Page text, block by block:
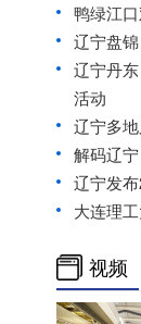
鸭绿江
辽宁盘
辽宁丹
活动
辽宁多
解码辽
辽宁发
大连理
视频